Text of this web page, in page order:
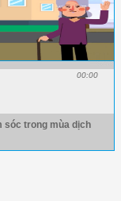
00:00
sóc trong mùa dịch